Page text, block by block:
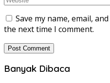
Save my name, email,
the next time I comment.
Banyak Dibaca